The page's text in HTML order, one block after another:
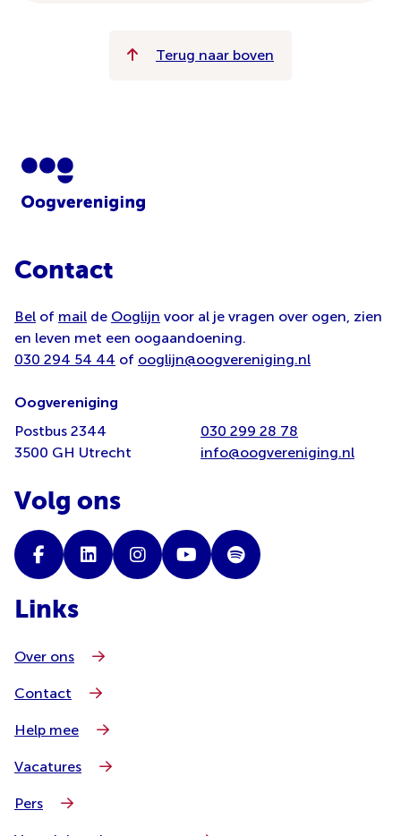
Terug naar boven
Contact
Bel of mail de Ooglijn voor al je vragen over ogen, zien
en leven met een oogaandoening.
030 294 54 44 of ooglijn@oogvereniging.nl
Oogvereniging
Postbus 2344
3500 GH Utrecht
030 299 28 78
info@oogvereniging.nl
Volg ons
Links
Over ons
Contact
Help mee
Vacatures
Pers